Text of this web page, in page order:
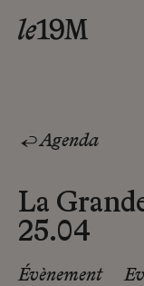
Agenda
La
25.04
Évènement